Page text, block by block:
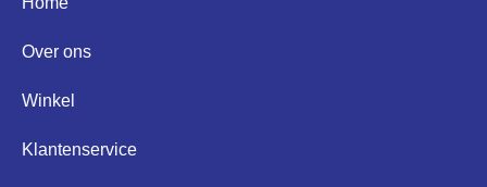
Over ons
Winkel
Klantenservice